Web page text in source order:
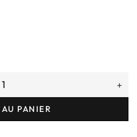
+
PANIER